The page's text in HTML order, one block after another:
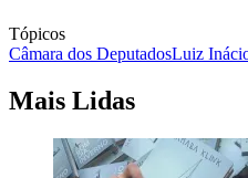
Tópicos
Câmara dos DeputadosLuiz
Mais Lidas